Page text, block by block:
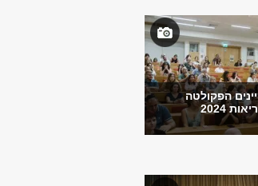
הפקולטה
2024